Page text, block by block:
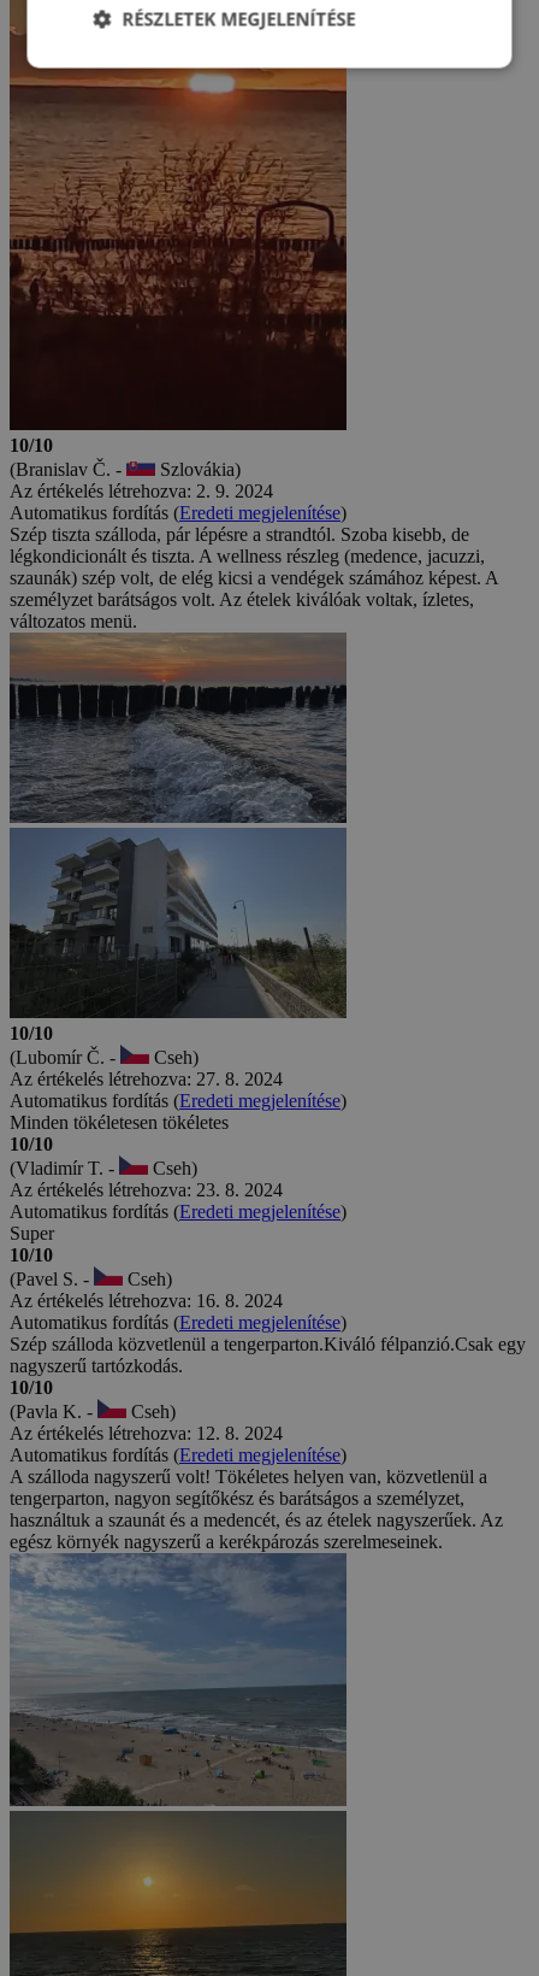
10/10
(Branislav Č. -
Szlovákia)
Az értékelés létrehozva: 2. 9. 2024
Automatikus fordítás (Eredeti megjelenítése)
Szép tiszta szálloda, pár lépésre a strandtól. Szoba kisebb, de
légkondicionált és tiszta. A wellness részleg (medence, jacuzzi,
szaunák) szép volt, de elég kicsi a vendégek számához képest. A
személyzet barátságos volt. Az ételek kiválóak voltak, ízletes,
változatos menü.
10/10
(Lubomír Č. -
Cseh)
Az értékelés létrehozva: 27. 8. 2024
Automatikus fordítás (Eredeti megjelenítése)
Minden tökéletesen tökéletes
10/10
(Vladimír T. -
Cseh)
Az értékelés létrehozva: 23. 8. 2024
Automatikus fordítás (Eredeti megjelenítése)
Super
10/10
(Pavel S. -
Cseh)
Az értékelés létrehozva: 16. 8. 2024
Automatikus fordítás (Eredeti megjelenítése)
Szép szálloda közvetlenül a tengerparton.Kiváló félpanzió.Csak egy
nagyszerű tartózkodás.
10/10
(Pavla K. -
Cseh)
Az értékelés létrehozva: 12. 8. 2024
Automatikus fordítás (Eredeti megjelenítése)
A szálloda nagyszerű volt! Tökéletes helyen van, közvetlenül a
tengerparton, nagyon segítőkész és barátságos a személyzet,
használtuk a szaunát és a medencét, és az ételek nagyszerűek. Az
egész környék nagyszerű a kerékpározás szerelmeseinek.
RÉSZLETEK MEGJELENÍTÉSE